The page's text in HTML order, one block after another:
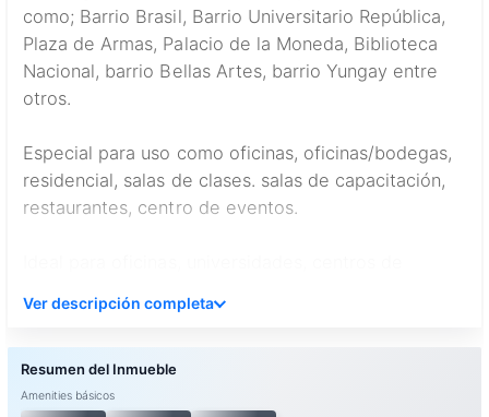
como; Barrio Brasil, Barrio Universitario República,
Plaza de Armas, Palacio de la Moneda, Biblioteca
Nacional, barrio Bellas Artes, barrio Yungay entre
otros.
Especial para uso como oficinas, oficinas/bodegas,
residencial, salas de clases. salas de capacitación,
restaurantes, centro de eventos.
las cercanías se encuentran todo tipo de servicios,
destacando bancos, restaurantes, casas de cambio,
gimnasios, tiendas, estacionamientos públicos,
notarías, comisarías, hoteles, entre otros.
Ver descripción completa
Amenities básicos